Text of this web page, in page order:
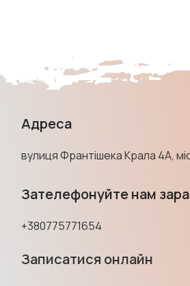
Адреса
вулиця Франтішека Крала 4А,
Зателефонуйте нам
+380775771654
Записатися онлайн